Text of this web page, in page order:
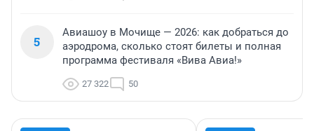
5
Авиашоу в Мочище — 2026: как добраться до
аэродрома, сколько стоят билеты и полная
программа фестиваля «Вива Авиа!»
27 322 50